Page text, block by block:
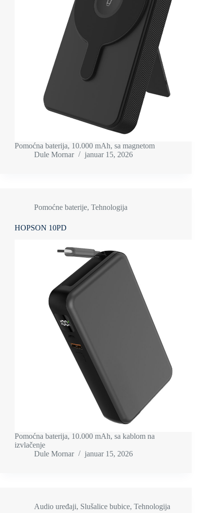
Pomoćna baterija, 10.000 mAh, sa magnetom
Dule Mornar
januar 15, 2026
Pomoćne baterije, Tehnologija
HOPSON 10PD
Pomoćna baterija, 10.000 mAh, sa kablom na
izvlačenje
Dule Mornar
januar 15, 2026
Audio uređaji, Slušalice bubice, Tehnologija